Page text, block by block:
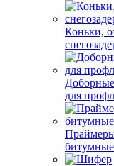
Коньки,
для
битумные